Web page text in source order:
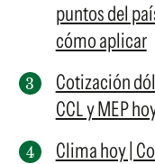
puntos del
cómo aplicar
Cotización
CCL y MEP
Clima hoy |